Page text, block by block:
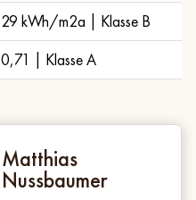
29 kWh/m2a | Klasse B
0,71 | Klasse A
Matthias
Nussbaumer